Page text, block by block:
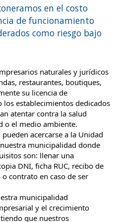
en el costo
de funcionamiento
como riesgo bajo
naturales y jurídicos
restaurantes, boutiques,
su licencia de
establecimientos dedicados
atentar contra la salud
o el medio ambiente.
acercarse a la Unidad
municipalidad donde
son: llenar una
DNI, ficha RUC, recibo de
contrato en caso de ser
municipalidad
y el crecimiento
que nuestros